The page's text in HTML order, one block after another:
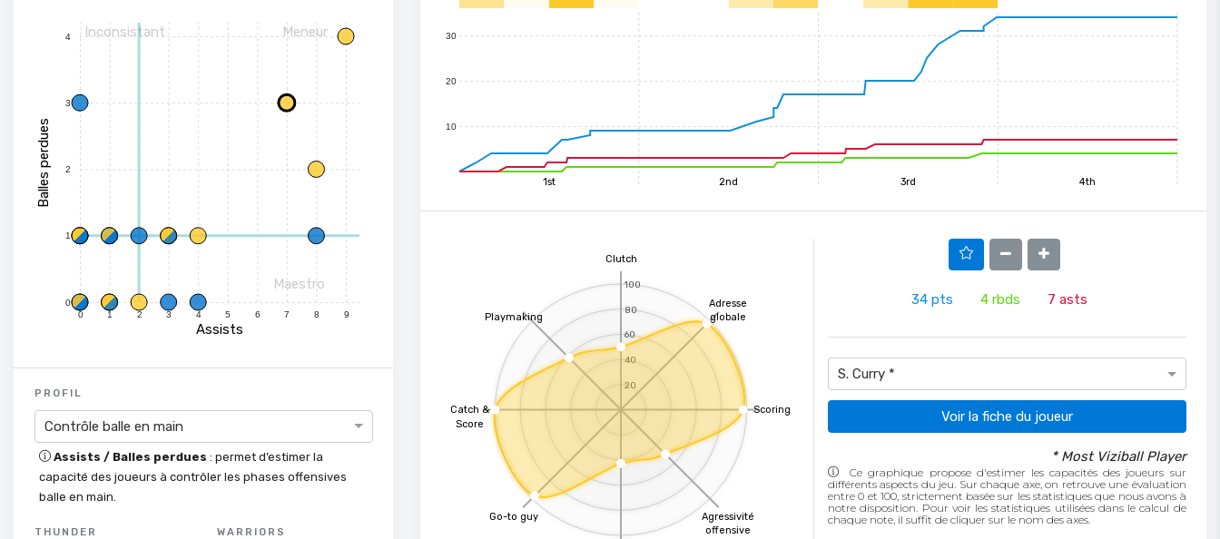
0 1 2 3 4 5 6 7 8 9
0
1
2
3
4
Assists
Balles perdues
Inconsistant Meneur
Maestro
PROFIL
Contrôle balle en main
Assists / Balles perdues : permet d’estimer la
capacité des joueurs à contrôler les phases offensives
balle en main.
THUNDER WARRIORS
12 13 14 15
10
20
30
1st 2nd 3rd 4th
34pts 4rbds 7 asts
S. Curry *
Voir la fiche du joueur
* Most Viziball Player
Ce graphique propose d'estimer les capacités des joueurs sur
différents aspects du jeu. Sur chaque axe, on retrouve une évaluation
entre 0 et 100, strictement basée sur les statistiques que nous avons à
notre disposition. Pour voir les statistiques utilisées dans le calcul de
chaque note, il suffit de cliquer sur le nom des axes.
100
80
60
40
20
Clutch
Adresse
globale
Scoring
Agressivité
offensive
Go-to guy
Catch &
Score
Playmaking